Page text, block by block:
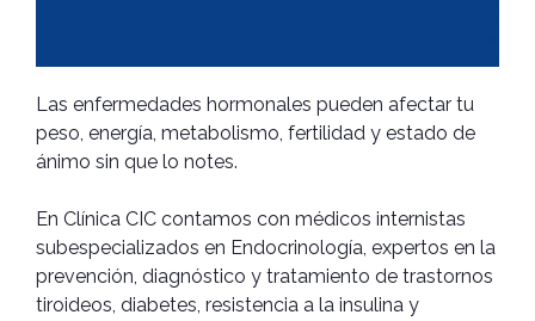
Las enfermedades hormonales pueden afectar tu
peso, energía, metabolismo, fertilidad y estado de
ánimo sin que lo notes.
En Clínica CIC contamos con médicos internistas
subespecializados en Endocrinología, expertos en la
prevención, diagnóstico y tratamiento de trastornos
tiroideos, diabetes, resistencia a la insulina y